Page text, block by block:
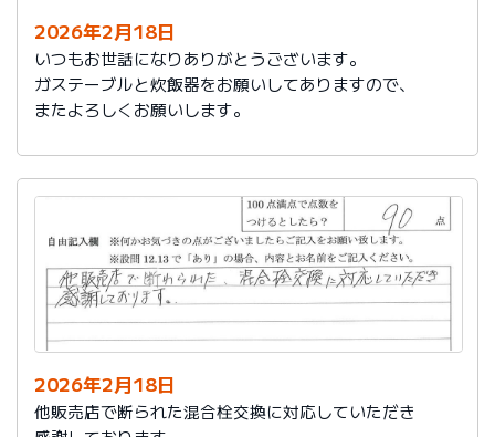
2026年2月18日
いつもお世話になりありがとうございます。
ガステーブルと炊飯器をお願いしてありますので、
またよろしくお願いします。
2026年2月18日
他販売店で断られた混合栓交換に対応していただき